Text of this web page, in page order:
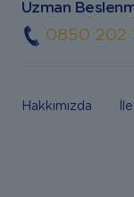
Uzman
0850 202
Hakkımızda